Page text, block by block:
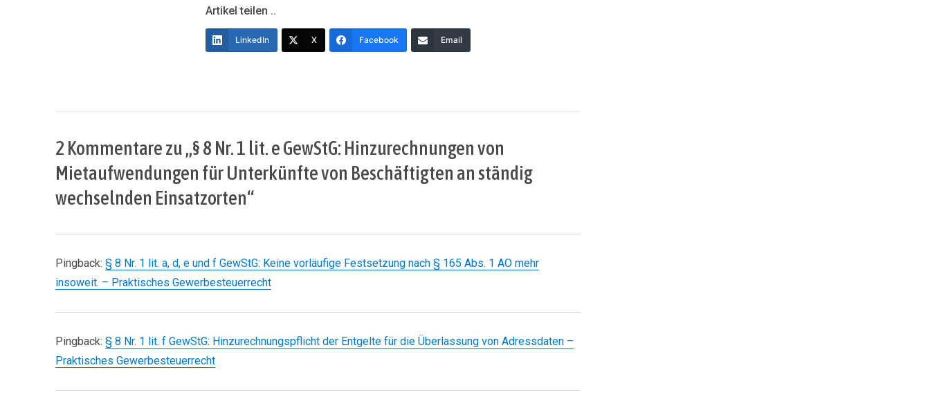
Artikel teilen ..
LinkedIn X Facebook Email
2 Kommentare zu „§ 8 Nr. 1 lit. e GewStG: Hinzurechnungen von
Mietaufwendungen für Unterkünfte von Beschäftigten an ständig
wechselnden Einsatzorten“
Pingback:§ 8 Nr. 1 lit. a, d, e und f GewStG: Keine vorläufige Festsetzung nach § 165 Abs. 1 AO mehr
insoweit. – Praktisches Gewerbesteuerrecht
Pingback:§ 8 Nr. 1 lit. f GewStG: Hinzurechnungspflicht der Entgelte für die Überlassung von Adressdaten –
Praktisches Gewerbesteuerrecht